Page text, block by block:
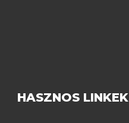
HASZNOS LINKEK